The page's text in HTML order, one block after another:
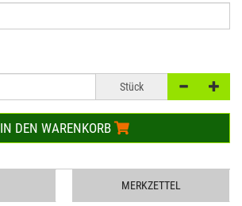
Stück
IN DEN WARENKORB
MERKZETTEL